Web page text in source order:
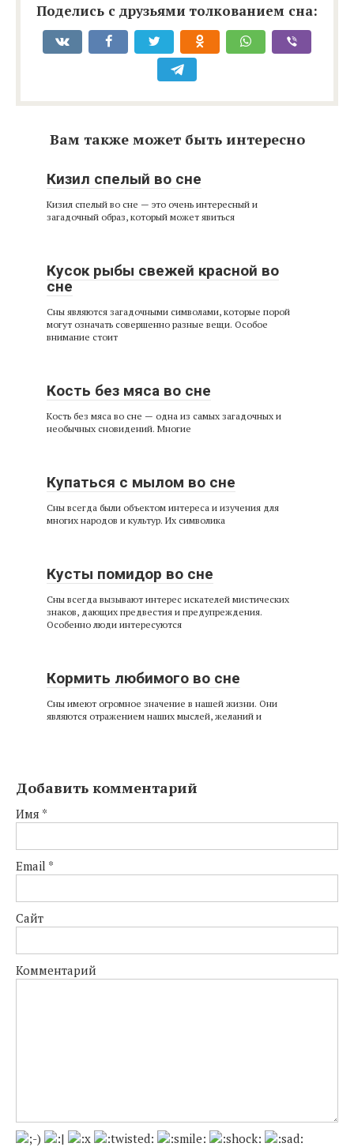
Поделись с друзьями толкованием сна:
Вам также может быть интересно
Кизил спелый во сне
Кизил спелый во сне — это очень интересный и
загадочный образ, который может явиться
Кусок рыбы свежей красной во
сне
Сны являются загадочными символами, которые порой
могут означать совершенно разные вещи. Особое
внимание стоит
Кость без мяса во сне
Кость без мяса во сне — одна из самых загадочных и
необычных сновидений. Многие
Купаться с мылом во сне
Сны всегда были объектом интереса и изучения для
многих народов и культур. Их символика
Кусты помидор во сне
Сны всегда вызывают интерес искателей мистических
знаков, дающих предвестия и предупреждения.
Особенно люди интересуются
Кормить любимого во сне
Сны имеют огромное значение в нашей жизни. Они
являются отражением наших мыслей, желаний и
Добавить комментарий
Имя *
Email *
Сайт
Комментарий